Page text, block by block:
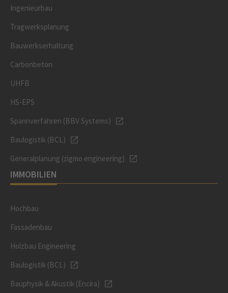
Ingenieurbau
Tragwerksplanung
Bauwerkserhaltung
Carbonbeton
UHFB
HS-EPS
Spannverfahren (BBV Systems)
Baulogistik (BCL)
Generalplanung (zigmo engineering)
IMMOBILIEN
Hochbau
Fassadenbau
Holzbau Engineering
Baulogistik (BCL)
Bauphysik & Akustik (Encira)